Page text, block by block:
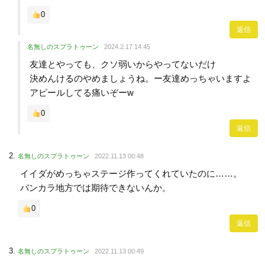
0
返信
名無しのスプラトゥーン 2024.2.17 14:45
友達とやっても、クソ弱いからやってないだけ
決めんけるのやめましょうね。ー友達めっちゃいますよ
アピールしてる痛いぞーw
0
返信
名無しのスプラトゥーン 2022.11.13 00:48
イイダがめっちゃステージ作ってくれていたのに……。
バンカラ地方では期待できないんか。
0
返信
名無しのスプラトゥーン 2022.11.13 00:49